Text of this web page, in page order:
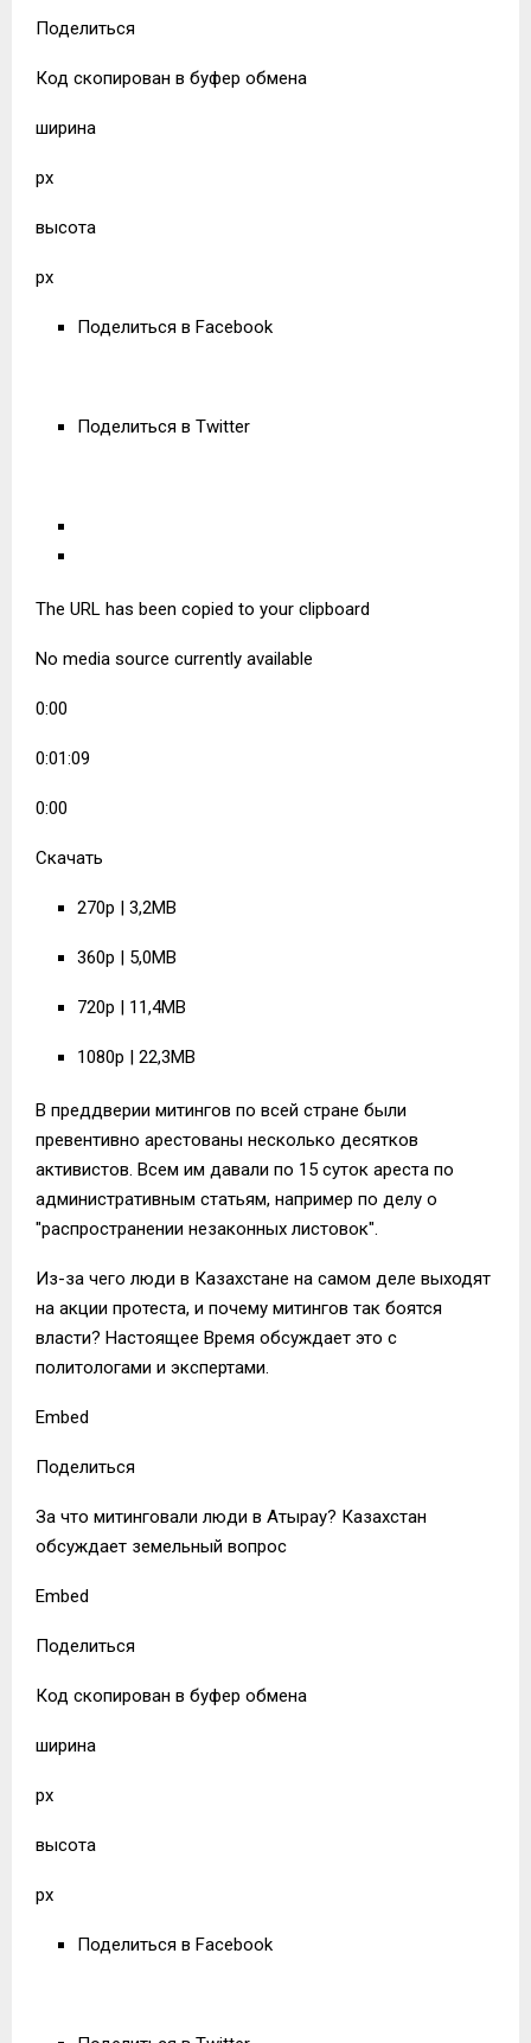
Поделиться
Код скопирован в буфер обмена
ширина
px
высота
px
Поделиться в Facebook
Поделиться в Twitter
The URL has been copied to your clipboard
No media source currently available
0:00
0:01:09
0:00
Скачать
270p | 3,2MB
360p | 5,0MB
720p | 11,4MB
1080p | 22,3MB
В преддверии митингов по всей стране были
превентивно арестованы несколько десятков
активистов. Всем им давали по 15 суток ареста по
административным статьям, например по делу о
"распространении незаконных листовок".
Из-за чего люди в Казахстане на самом деле выходят
на акции протеста, и почему митингов так боятся
власти? Настоящее Время обсуждает это с
политологами и экспертами.
Embed
Поделиться
За что митинговали люди в Атырау? Казахстан
обсуждает земельный вопрос
Embed
Поделиться
Код скопирован в буфер обмена
ширина
px
высота
px
Поделиться в Facebook